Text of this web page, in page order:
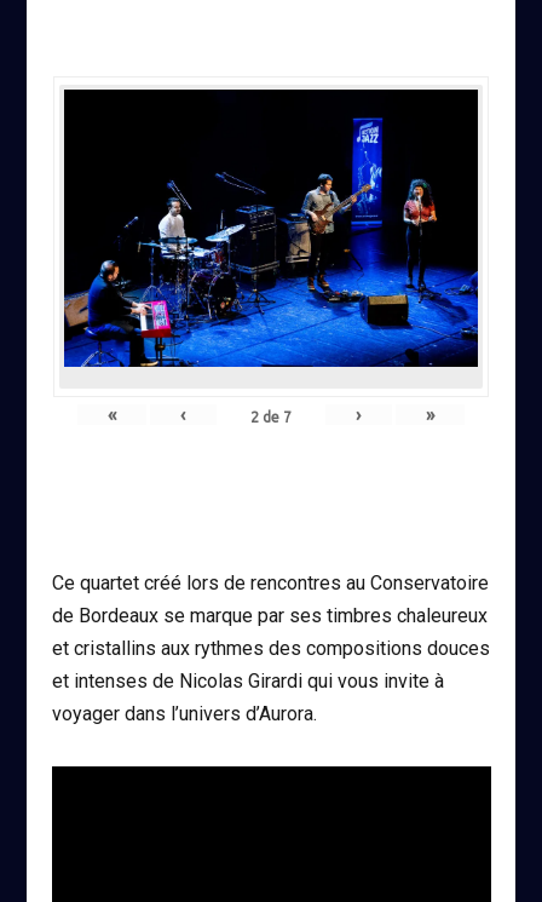
« ‹ 2de 7 › »
Ce quartet créé lors de rencontres au Conservatoire
de Bordeaux se marque par ses timbres chaleureux
et cristallins aux rythmes des compositions douces
et intenses de Nicolas Girardi qui vous invite à
voyager dans l’univers d’Aurora.